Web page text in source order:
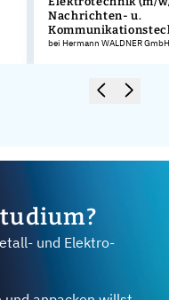
Nachrichten- u.
bei Hermann WALDNER
und Elektro-